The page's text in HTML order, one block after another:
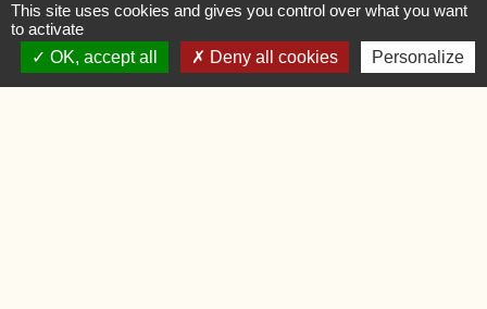
Liens
This site uses cookies and gives you control over what you want
to activate
OK, accept all
Deny all cookies Personalize